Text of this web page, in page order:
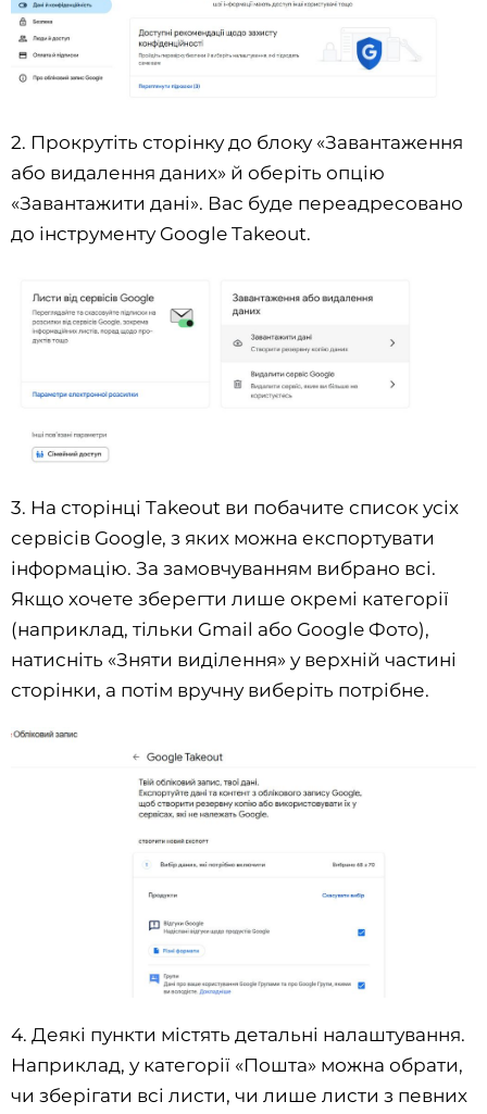
2. Прокрутіть сторінку до блоку «Завантаження
або видалення даних» й оберіть опцію
«Завантажити дані». Вас буде переадресовано
до інструменту Google Takeout.
3. На сторінці Takeout ви побачите список усіх
сервісів Google, з яких можна експортувати
інформацію. За замовчуванням вибрано всі.
Якщо хочете зберегти лише окремі категорії
(наприклад, тільки Gmail або Google Фото),
натисніть «Зняти виділення» у верхній частині
сторінки, а потім вручну виберіть потрібне.
4. Деякі пункти містять детальні налаштування.
Наприклад, у категорії «Пошта» можна обрати,
чи зберігати всі листи, чи лише листи з певних